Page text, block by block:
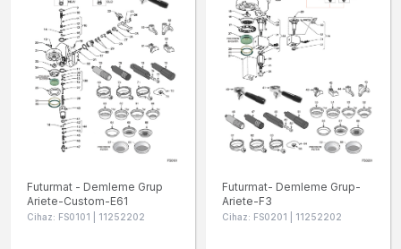
Futurmat - Demleme Grup
Ariete-Custom-E61
Cihaz: FS0101 | 11252202
Futurmat- Demleme Grup-
Ariete-F3
Cihaz: FS0201 | 11252202